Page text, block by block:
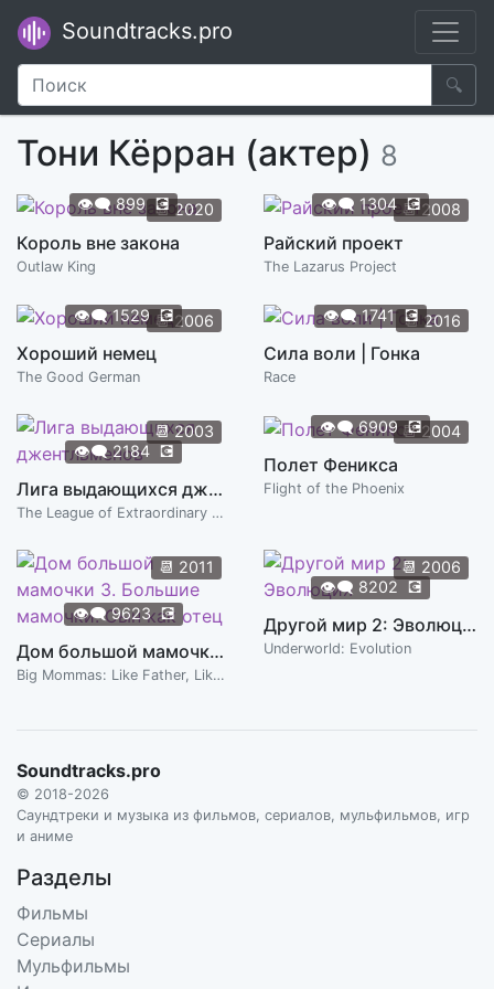
Soundtracks.pro
🔍
Тони Кёрран (актер) 8
📆 2020
👁️‍🗨️899 💽
Король вне закона
Outlaw King
📆2008
👁️‍🗨️ 1304 💽
Райский проект
The Lazarus Project
📆2006
👁️‍🗨️1529 💽
Хороший немец
The Good German
📆 2016
👁️‍🗨️1741 💽
Сила воли | Гонка
Race
📆2003
👁️‍🗨️2184 💽
Лига выдающихся джентльменов
The League of Extraordinary Gentlemen
📆2004
👁️‍🗨️6909 💽
Полет Феникса
Flight of the Phoenix
📆 2011
👁️‍🗨️9623 💽
Дом большой мамочки 3. Большие мамочки: Сын как отец
Big Mommas: Like Father, Like Son
📆 2006
👁️‍🗨️ 8202 💽
Другой мир 2: Эволюция
Underworld: Evolution
Soundtracks.pro
© 2018-2026
Саундтреки и музыка из фильмов, сериалов, мульфильмов, игр
и аниме
Разделы
Фильмы
Сериалы
Мульфильмы